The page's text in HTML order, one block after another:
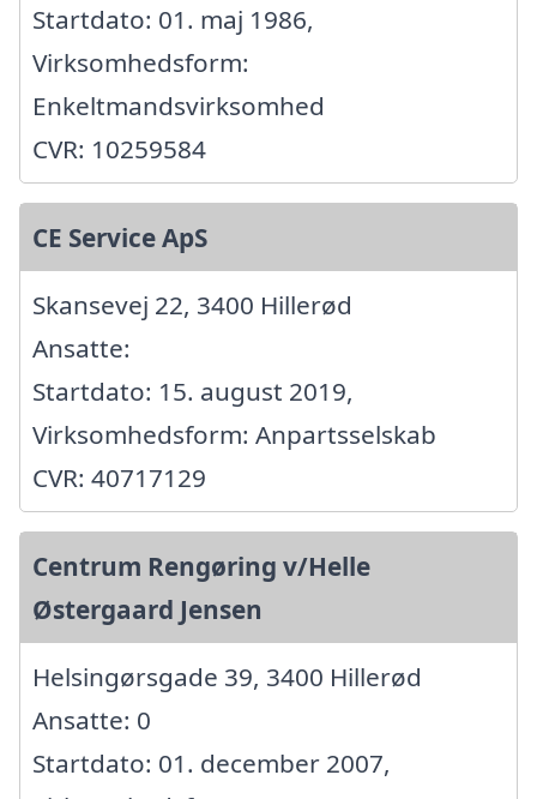
Startdato: 01. maj 1986,
Virksomhedsform:
Enkeltmandsvirksomhed
CVR: 10259584
CE Service ApS
Skansevej 22, 3400 Hillerød
Ansatte:
Startdato: 15. august 2019,
Virksomhedsform: Anpartsselskab
CVR: 40717129
Centrum Rengøring v/Helle
Østergaard Jensen
Helsingørsgade 39, 3400 Hillerød
Ansatte: 0
Startdato: 01. december 2007,